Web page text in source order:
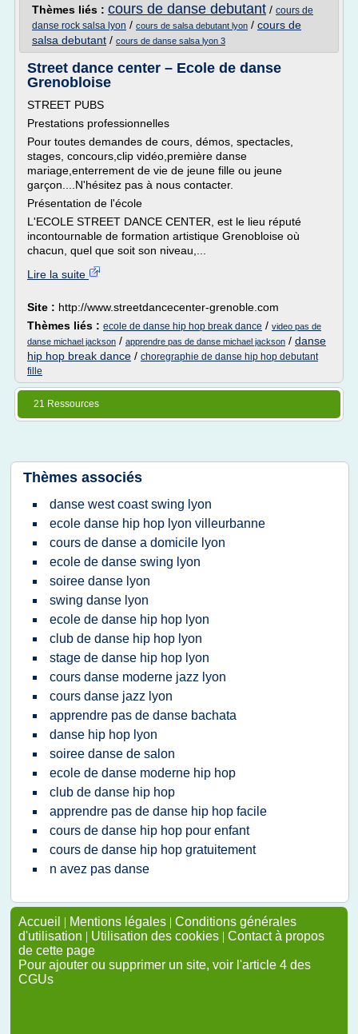
Thèmes liés : cours de danse debutant / cours de
danse rock salsa lyon / cours de salsa debutant lyon / cours de
salsa debutant / cours de danse salsa lyon 3
Street dance center – Ecole de danse
Grenobloise
STREET PUBS
Prestations professionnelles
Pour toutes demandes de cours, démos, spectacles,
stages, concours,clip vidéo,première danse
mariage,enterrement de vie de jeune fille ou jeune
garçon....N'hésitez pas à nous contacter.
Présentation de l'école
L'ECOLE STREET DANCE CENTER, est le lieu réputé
incontournable de formation artistique Grenobloise où
chacun, quel que soit son niveau,...
Lire la suite
Site : http://www.streetdancecenter-grenoble.com
Thèmes liés : ecole de danse hip hop break dance / video pas de
danse michael jackson / apprendre pas de danse michael jackson / danse
hip hop break dance / choregraphie de danse hip hop debutant
fille
21 Ressources
Thèmes associés
danse west coast swing lyon
ecole danse hip hop lyon villeurbanne
cours de danse a domicile lyon
ecole de danse swing lyon
soiree danse lyon
swing danse lyon
ecole de danse hip hop lyon
club de danse hip hop lyon
stage de danse hip hop lyon
cours danse moderne jazz lyon
cours danse jazz lyon
apprendre pas de danse bachata
danse hip hop lyon
soiree danse de salon
ecole de danse moderne hip hop
club de danse hip hop
apprendre pas de danse hip hop facile
cours de danse hip hop pour enfant
cours de danse hip hop gratuitement
n avez pas danse
Accueil | Mentions légales | Conditions générales
d'utilisation | Utilisation des cookies | Contact à propos
de cette page
Pour ajouter ou supprimer un site, voir l'article 4 des
CGUs